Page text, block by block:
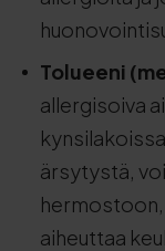
Tolueeni
allergisoiva
ärsytystä,
aiheuttaa